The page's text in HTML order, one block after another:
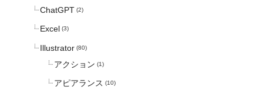
ChatGPT (2)
Excel (3)
Illustrator (80)
アクション (1)
アピアランス (10)